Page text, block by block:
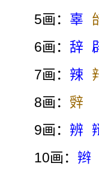
5画： 辜
6画：辞
7画： 辣
8画： 辤
9画： 辨
10画： 辫